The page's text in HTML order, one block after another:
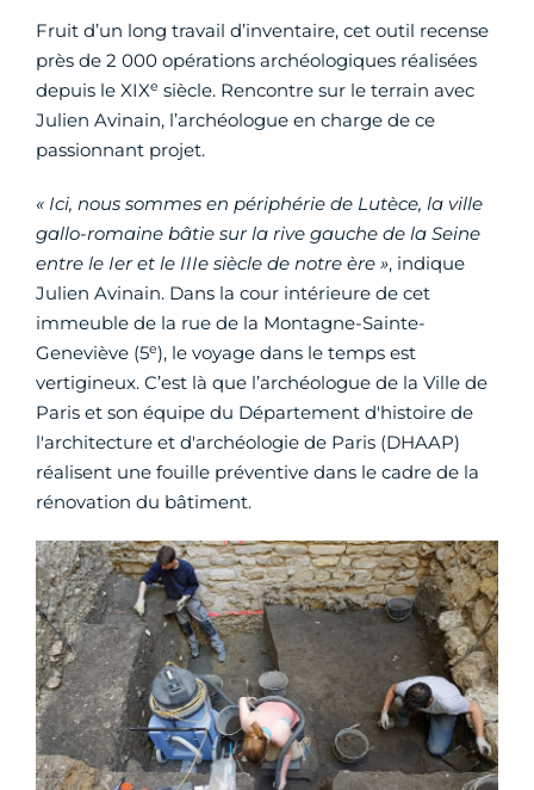
Fruit d’un long travail d’inventaire, cet outil recense
près de 2 000 opérations archéologiques réalisées
depuis le XIXe siècle. Rencontre sur le terrain avec
Julien Avinain, l’archéologue en charge de ce
passionnant projet.
« Ici, nous sommes en périphérie de Lutèce, la ville
gallo-romaine bâtie sur la rive gauche de la Seine
entre le Ier et le IIIe siècle de notre ère », indique
Julien Avinain. Dans la cour intérieure de cet
immeuble de la rue de la Montagne-Sainte-
Geneviève (5e), le voyage dans le temps est
vertigineux. C’est là que l’archéologue de la Ville de
Paris et son équipe du Département d'histoire de
l'architecture et d'archéologie de Paris (DHAAP)
réalisent une fouille préventive dans le cadre de la
rénovation du bâtiment.